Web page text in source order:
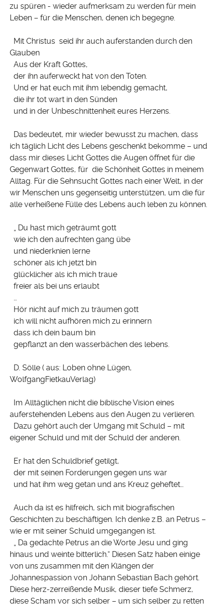
zu spüren - wieder aufmerksam zu werden für mein
Leben – für die Menschen, denen ich begegne.
Mit Christus seid ihr auch auferstanden durch den
Glauben
Aus der Kraft Gottes,
der ihn auferweckt hat von den Toten.
Und er hat euch mit ihm lebendig gemacht,
die ihr tot wart in den Sünden
und in der Unbeschnittenheit eures Herzens.
Das bedeutet, mir wieder bewusst zu machen, dass
ich täglich Licht des Lebens geschenkt bekomme – und
dass mir dieses Licht Gottes die Augen öffnet für die
Gegenwart Gottes, für die Schönheit Gottes in meinem
Alltag. Für die Sehnsucht Gottes nach einer Welt, in der
wir Menschen uns gegenseitig unterstützen, um die für
alle verheißene Fülle des Lebens auch leben zu können.
„ Du hast mich geträumt gott
wie ich den aufrechten gang übe
und niederknien lerne
schöner als ich jetzt bin
glücklicher als ich mich traue
freier als bei uns erlaubt
…
Hör nicht auf mich zu träumen gott
ich will nicht aufhören mich zu erinnern
dass ich dein baum bin
gepflanzt an den wasserbächen des lebens.
D. Sölle ( aus: Loben ohne Lügen,
WolfgangFietkauVerlag)
Im Alltäglichen nicht die biblische Vision eines
auferstehenden Lebens aus den Augen zu verlieren.
Dazu gehört auch der Umgang mit Schuld – mit
eigener Schuld und mit der Schuld der anderen.
Er hat den Schuldbrief getilgt,
der mit seinen Forderungen gegen uns war
und hat ihm weg getan und ans Kreuz geheftet…
Auch da ist es hilfreich, sich mit biografischen
Geschichten zu beschäftigen. Ich denke z.B. an Petrus –
wie er mit seiner Schuld umgegangen ist.
„ Da gedachte Petrus an die Worte Jesu und ging
hinaus und weinte bitterlich.“ Diesen Satz haben einige
von uns zusammen mit den Klängen der
Johannespassion von Johann Sebastian Bach gehört.
Diese herz-zerreißende Musik, dieser tiefe Schmerz,
diese Scham vor sich selber – um sich selber zu retten